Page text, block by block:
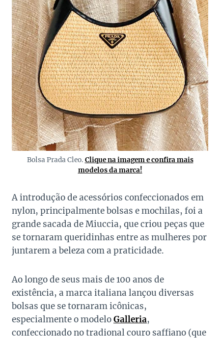
Bolsa Prada Cleo. Clique na imagem e confira mais
modelos da marca!
A introdução de acessórios confeccionados em
nylon, principalmente bolsas e mochilas, foi a
grande sacada de Miuccia, que criou peças que
se tornaram queridinhas entre as mulheres por
juntarem a beleza com a praticidade.
Ao longo de seus mais de 100 anos de
existência, a marca italiana lançou diversas
bolsas que se tornaram icônicas,
especialmente o modeloGalleria,
confeccionado no tradional couro saffiano (que